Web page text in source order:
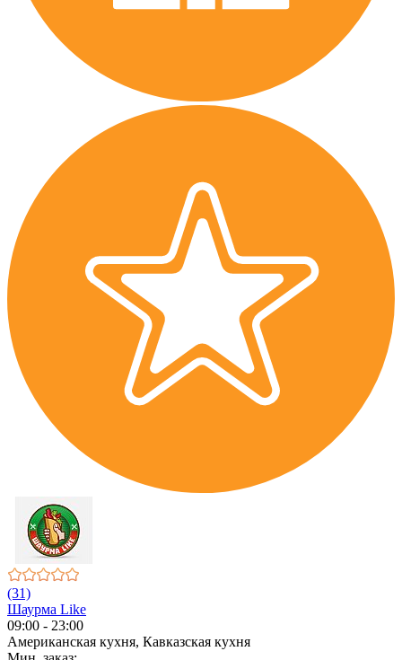
(31)
Шаурма Like
09:00 - 23:00
Американская кухня, Кавказская кухня